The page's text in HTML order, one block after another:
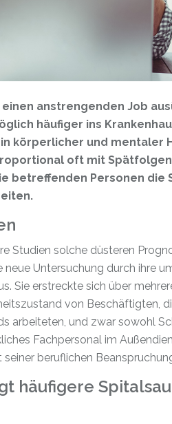
anstrengenden Job
häufiger ins
körperlicher und mentaler
oft mit Spätfolgen
betreffenden Personen die
Studien solche düsteren
neue Untersuchung durch ihre
Sie erstreckte sich über
von Beschäftigten,
arbeiteten, und zwar sowohl
Fachpersonal im
beruflichen
häufigere